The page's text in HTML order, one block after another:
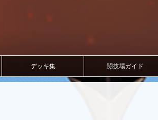
デッキ集 闘技場ガイド